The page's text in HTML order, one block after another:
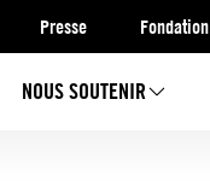
Presse Fondation
NOUS SOUTENIR